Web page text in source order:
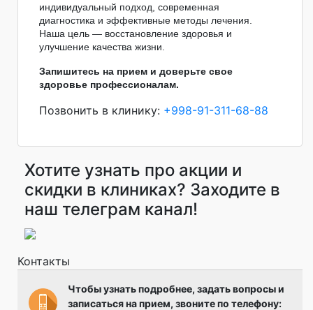
индивидуальный подход, современная
диагностика и эффективные методы лечения.
Наша цель — восстановление здоровья и
улучшение качества жизни.
Запишитесь на прием и доверьте свое
здоровье профессионалам.
Позвонить в клинику: +998-91-311-68-88
Хотите узнать про акции и
скидки в клиниках? Заходите в
наш телеграм канал!
Контакты
Чтобы узнать подробнее, задать вопросы и
записаться на прием, звоните по телефону: